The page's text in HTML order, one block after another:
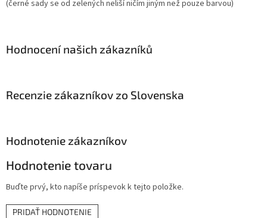
(černé sady se od zelených neliší ničím jiným než pouze barvou)
Hodnocení našich zákazníků
Recenzie zákazníkov zo Slovenska
Hodnotenie zákazníkov
Hodnotenie tovaru
Buďte prvý, kto napíše príspevok k tejto položke.
PRIDAŤ HODNOTENIE